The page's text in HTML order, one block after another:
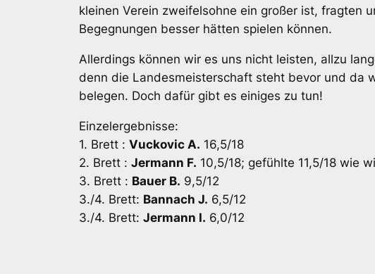
kleinen Verein zweifelsohne ein großer ist, fragten
Begegnungen besser hätten spielen können.
Allerdings können wir es uns nicht leisten, allzu
denn die Landesmeisterschaft steht bevor und da
belegen. Doch dafür gibt es einiges zu tun!
Einzelergebnisse:
1. Brett : Vuckovic A. 16,5/18
2. Brett : Jermann F. 10,5/18; gefühlte 11,5/18 wie
3. Brett : Bauer B. 9,5/12
3./4. Brett: Bannach J. 6,5/12
3./4. Brett: Jermann I. 6,0/12